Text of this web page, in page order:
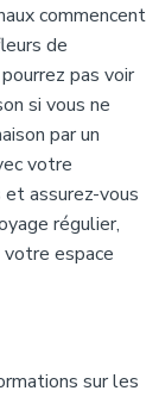
commencent
de
pas voir
si vous ne
par un
votre
assurez-vous
régulier,
espace
sur les